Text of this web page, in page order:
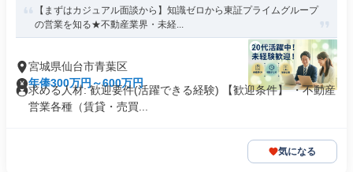
【まずはカジュアル面談から】知識ゼロから東証プライムグループ
の営業を知る★不動産業界・未経...
宮城県仙台市青葉区
年俸300万円～600万円
求める人材: 歓迎要件(活躍できる経験) 【歓迎条件】 ・不動産
営業各種（賃貸・売買...
気になる